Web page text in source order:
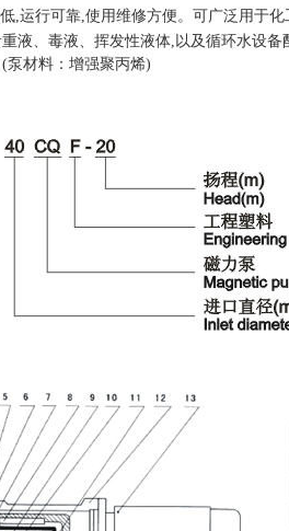
,运行可靠,使用维修方便。可广泛用于
液、毒液、挥发性液体,以及循环水设
泵材料：增强聚丙烯)